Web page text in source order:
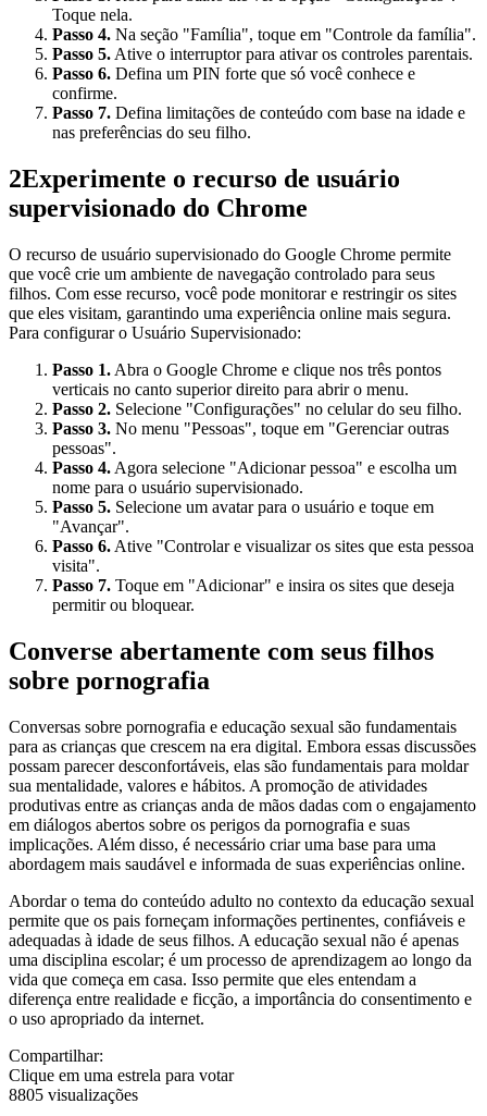
Toque nela.
Passo 4. Na seção "Família", toque em "Controle da família".
Passo 5.Ative o interruptor para ativar os controles parentais.
Passo 6. Defina um PIN forte que só você conhece e
confirme.
Passo 7. Defina limitações de conteúdo com base na idade e
nas preferências do seu filho.
2Experimente o recurso de usuário
supervisionado do Chrome
O recurso de usuário supervisionado do Google Chrome permite
que você crie um ambiente de navegação controlado para seus
filhos. Com esse recurso, você pode monitorar e restringir os sites
que eles visitam, garantindo uma experiência online mais segura.
Para configurar o Usuário Supervisionado:
Passo 1. Abra o Google Chrome e clique nos três pontos
verticais no canto superior direito para abrir o menu.
Passo 2. Selecione "Configurações" no celular do seu filho.
Passo 3. No menu "Pessoas", toque em "Gerenciar outras
pessoas".
Passo 4. Agora selecione "Adicionar pessoa" e escolha um
nome para o usuário supervisionado.
Passo 5. Selecione um avatar para o usuário e toque em
"Avançar".
Passo 6. Ative "Controlar e visualizar os sites que esta pessoa
visita".
Passo 7. Toque em "Adicionar" e insira os sites que deseja
permitir ou bloquear.
Converse abertamente com seus filhos
sobre pornografia
Conversas sobre pornografia e educação sexual são fundamentais
para as crianças que crescem na era digital. Embora essas discussões
possam parecer desconfortáveis, elas são fundamentais para moldar
sua mentalidade, valores e hábitos. A promoção de atividades
produtivas entre as crianças anda de mãos dadas com o engajamento
em diálogos abertos sobre os perigos da pornografia e suas
implicações. Além disso, é necessário criar uma base para uma
abordagem mais saudável e informada de suas experiências online.
Abordar o tema do conteúdo adulto no contexto da educação sexual
permite que os pais forneçam informações pertinentes, confiáveis e
adequadas à idade de seus filhos. A educação sexual não é apenas
uma disciplina escolar; é um processo de aprendizagem ao longo da
vida que começa em casa. Isso permite que eles entendam a
diferença entre realidade e ficção, a importância do consentimento e
o uso apropriado da internet.
Compartilhar:
Clique em uma estrela para votar
8805 visualizações